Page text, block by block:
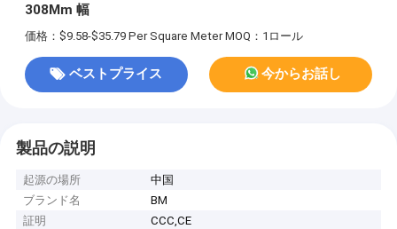
308Mm 幅
価格：$9.58-$35.79 Per Square Meter MOQ：1ロール
ベストプライス 今からお話し
製品の説明
起源の場所
中国
ブランド名
BM
証明
CCC,CE